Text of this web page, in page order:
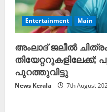
Entertainment Main
അംലാദ് ജലീൽ ചിത്രം
തിയേറ്ററുകളിലേക്ക്;
പുറത്തുവിട്ടു
News Kerala 7th August